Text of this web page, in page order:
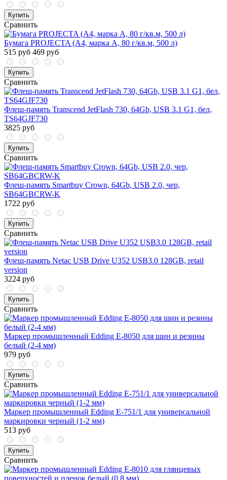
Купить
Сравнить
Бумага PROJECTA (А4, марка А, 80 г/кв.м, 500 л)
515 руб 469 руб
Купить
Сравнить
Флеш-память Transcend JetFlash 730, 64Gb, USB 3.1 G1, бел,
TS64GJF730
3825 руб
Купить
Сравнить
Флеш-память Smartbuy Crown, 64Gb, USB 2.0, чер,
SB64GBCRW-K
1722 руб
Купить
Сравнить
Флеш-память Netac USB Drive U352 USB3.0 128GB, retail
version
3224 руб
Купить
Сравнить
Маркер промышленный Edding E-8050 для шин и резины
белый (2-4 мм)
979 руб
Купить
Сравнить
Маркер промышленный Edding E-751/1 для универсальной
маркировки черный (1-2 мм)
513 руб
Купить
Сравнить